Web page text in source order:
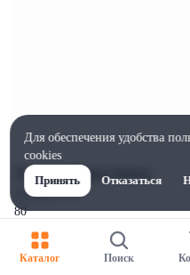
Характеристики
Ширина, мм
80
Высота, мм
150
Каталог Поиск
Для обеспечения удобства
cookies
Принять
Отказаться